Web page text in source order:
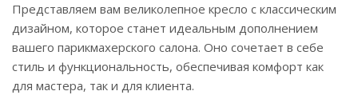
Представляем вам великолепное кресло с классическим
дизайном, которое станет идеальным дополнением
вашего парикмахерского салона. Оно сочетает в себе
стиль и функциональность, обеспечивая комфорт как
для мастера, так и для клиента.